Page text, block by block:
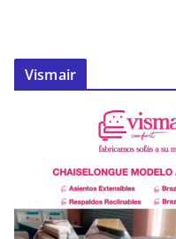
Vismair